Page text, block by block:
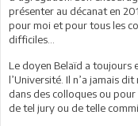
présenter au décanat en
pour moi et pour tous les
difficiles…
Le doyen Belaïd a toujours
l’Université. Il n’a jamais
dans des colloques ou
de tel jury ou de telle